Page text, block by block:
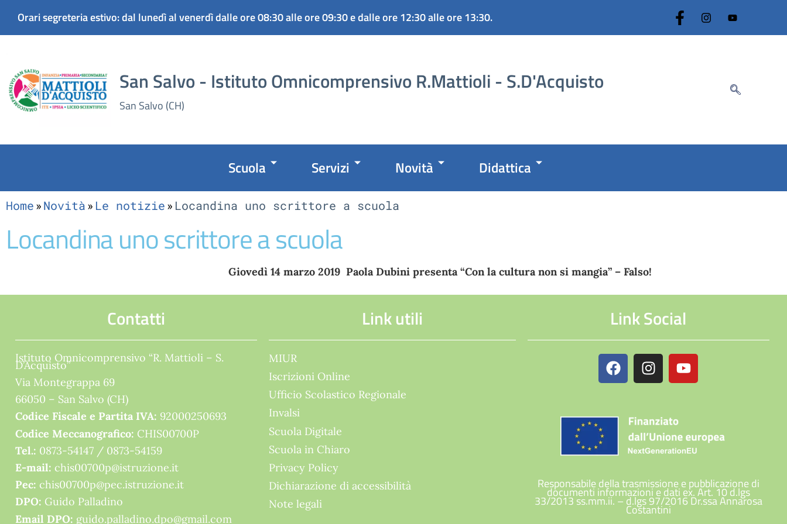
Orari segreteria estivo: dal lunedì al venerdì dalle ore 08:30 alle ore 09:30 e dalle ore 12:30 alle ore 13:30.
San Salvo - Istituto Omnicomprensivo R.Mattioli - S.D'Acquisto
San Salvo (CH)
Scuola Servizi Novità Didattica
Home Novità Le notizie Locandina uno scrittore a scuola
Locandina uno scrittore a scuola
Giovedì 14 marzo 2019 Paola Dubini presenta “Con la cultura non si mangia” – Falso!
Contatti
Istituto Omnicomprensivo “R. Mattioli – S.
D’Acquisto”
Via Montegrappa 69
66050 – San Salvo (CH)
Codice Fiscale e Partita IVA: 92000250693
Codice Meccanografico: CHIS00700P
Tel.: 0873-54147 / 0873-54159
E-mail: chis00700p@istruzione.it
Pec: chis00700p@pec.istruzione.it
DPO: Guido Palladino
Email DPO: guido.palladino.dpo@gmail.com
Link utili
MIUR
Iscrizioni Online
Ufficio Scolastico Regionale
Invalsi
Scuola Digitale
Scuola in Chiaro
Privacy Policy
Dichiarazione di accessibilità
Note legali
Link Social
Responsabile della trasmissione e pubblicazione di
documenti informazioni e dati ex. Art. 10 d.lgs
33/2013 ss.mm.ii. – d.lgs 97/2016 Dr.ssa Annarosa
Costantini